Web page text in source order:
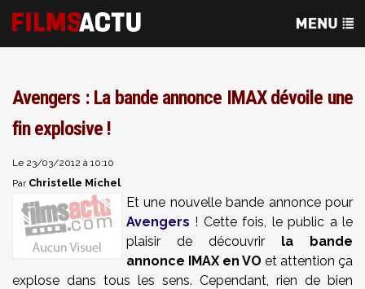
Avengers : La bande annonce IMAX dévoile une
fin explosive !
Le 23/03/2012 à 10:10
Par Christelle Michel
Et une nouvelle bande annonce pour
Avengers ! Cette fois, le public a le
plaisir de découvrir la bande
annonce IMAX en VO et attention ça
explose dans tous les sens. Cependant, rien de bien